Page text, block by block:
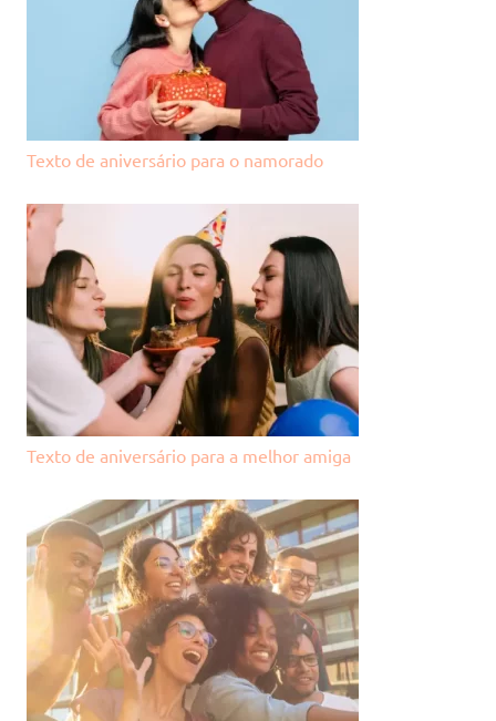
Texto de aniversário para o namorado
Texto de aniversário para a melhor amiga